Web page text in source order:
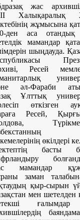
жас
Халықаралық
жұмысына
ден аса
мамандар
шыңдауда.
Ресей
әл-Фараби
Ұлттық
өткізген
Ресей,
өкілдері
басты
мамандар
заман
қыр-сырын
мен шетелден